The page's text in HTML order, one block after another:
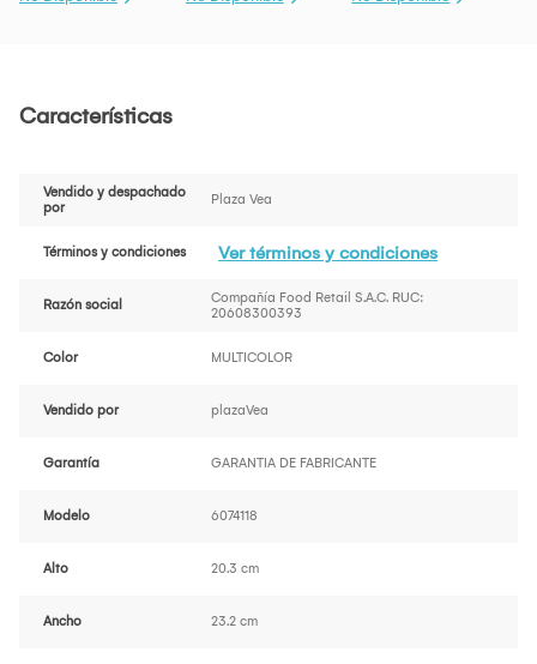
Características
Vendido y despachado
por
Plaza Vea
Términos y condiciones Ver términos y condiciones
Razón social
Compañía Food Retail S.A.C. RUC:
20608300393
Color MULTICOLOR
Vendido por plazaVea
Garantía GARANTIA DE FABRICANTE
Modelo 6074118
Alto 20.3 cm
Ancho 23.2 cm